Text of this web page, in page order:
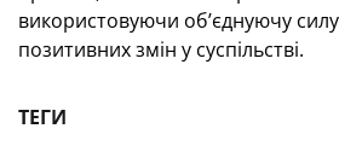
використовуючи об’єднуючу
позитивних змін у суспільстві.
ТЕГИ